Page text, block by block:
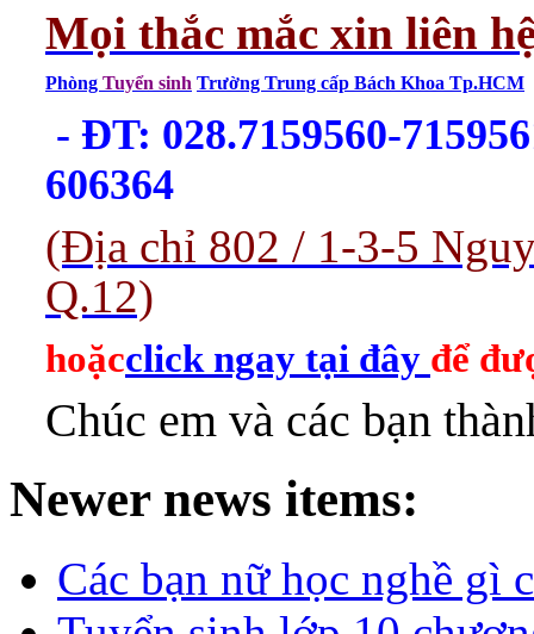
Mọi thắc mắc xin liên
Phòng Tuyển sinh Trường Trung cấp Bách Khoa Tp.HCM
- ĐT: 028.7159560-
606364
(Địa chỉ 802 / 1-3-5
Q.12)
hoặcclick ngay tại đây để
Chúc em và các bạn
Newer news items:
Các bạn nữ học nghề gì